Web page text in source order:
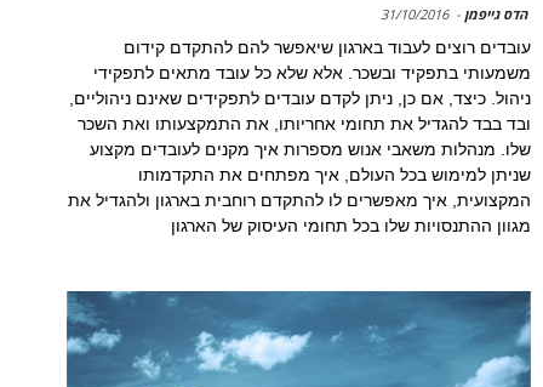
הדס גייפמן -
31/10/2016
עובדים רוצים לעבוד בארגון שיאפשר להם להתקדם קידום
משמעותי בתפקיד ובשכר. אלא שלא כל עובד מתאים לתפקידי
ניהול. כיצד, אם כן, ניתן לקדם עובדים לתפקידים שאינם ניהוליים,
ובד בבד להגדיל את תחומי אחריותו, את התמקצעותו ואת השכר
שלו. מנהלות משאבי אנוש מספרות איך מקנים לעובדים מקצוע
שניתן למימוש בכל העולם, איך מפתחים את התקדמותו
המקצועית, איך מאפשרים לו להתקדם רוחבית בארגון ולהגדיל את
מגוון ההתנסויות שלו בכל תחומי העיסוק של הארגון